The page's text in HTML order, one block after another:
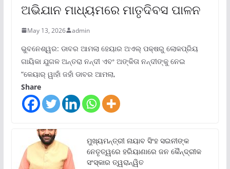
ଅଭିଯାନ ମାଧ୍ୟମରେ ମାତୃଦିବସ ପାଳନ
May 13, 2026 admin
ଭୁବନେଶ୍ୱର: ଡାବର ଆମଲା ହେୟାର ଅଏଲ୍ ପକ୍ଷରୁ ଲୋକପ୍ରିୟ
ଗାୟିକା ଯୁଗଳ ଅନ୍ତରା ନନ୍ଦୀ ଏବଂ ଅଙ୍କିତା ନନ୍ଦୀଙ୍କୁ ନେଇ
“କେୟାର୍ ୱାହାଁ ଜହାଁ ଡାବର ଆମଲା,
Share
ମୁଖ୍ୟମନ୍ତ୍ରୀ ନାୟାବ ସିଂହ ସଇନୀଙ୍କ
ନେତୃତ୍ୱରେ ହରିୟାଣାରେ ଜନ କୈନ୍ଦ୍ରୀକ
ସଂସ୍କାର ତ୍ୱରାନ୍ୱିତ